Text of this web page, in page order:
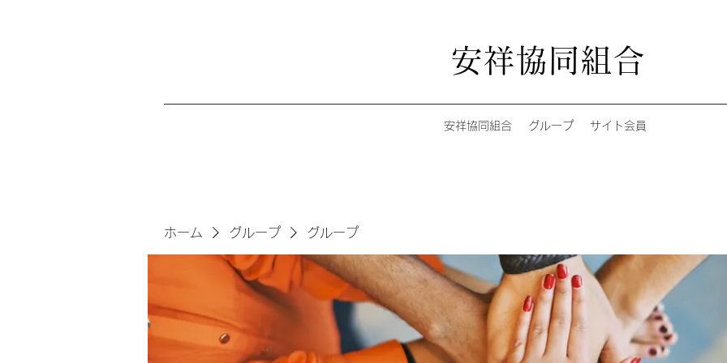
安祥協同組合
安祥協同組合 グループ サイト会員
ホーム グループ グループ